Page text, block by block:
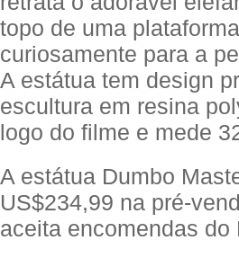
topo de uma
curiosamente para a
A estátua tem design
escultura em resina
logo do filme e mede
A estátua Dumbo
US$234,99 na pré-
aceita encomendas do